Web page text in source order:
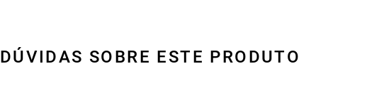
SOBRE ESTE PRODUTO